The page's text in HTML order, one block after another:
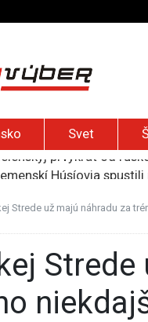
Svet
Húsíovia
pohrozil susedom, že
Strede už majú náhradu za